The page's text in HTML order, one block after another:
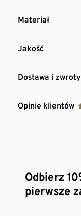
Materiał
Jakość
Dostawa i zwroty
Opinie klientów
Odbierz
pierwsze